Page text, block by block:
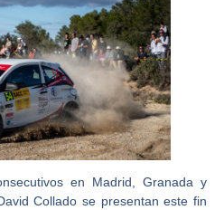
en Madrid, Granada y
Collado se presentan este fin